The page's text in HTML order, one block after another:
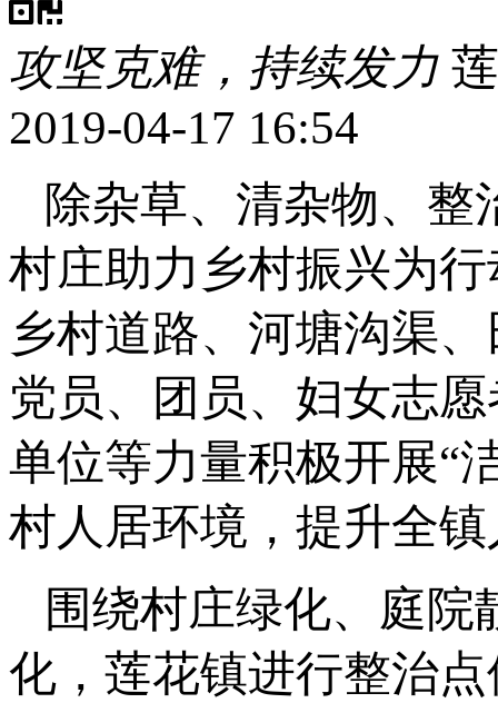
攻坚克难，持续发力
2019-04-17 16:54
除杂草、清杂物、
村庄助力乡村振兴为
乡村道路、河塘沟渠
党员、团员、妇女志
单位等力量积极开展“
村人居环境，提升全
围绕村庄绿化、庭
化，莲花镇进行整治